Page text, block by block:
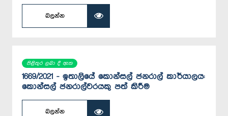
බලන්න
පිළිතුර ලබා දී ඇත
1669/2021 - ඉතාලියේ කොන්සල් ජනරාල් කාර්යාලය:
කොන්සල් ‍ජනරාල්වරයකු පත් කිරීම
බලන්න